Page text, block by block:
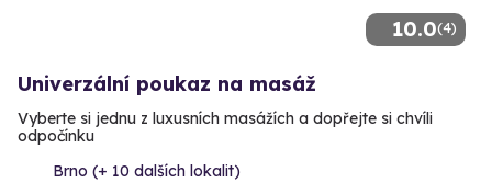
10.0(4)
Univerzální poukaz na masáž
Vyberte si jednu z luxusních masážích a dopřejte si chvíli
odpočínku
Brno (+ 10 dalších lokalit)